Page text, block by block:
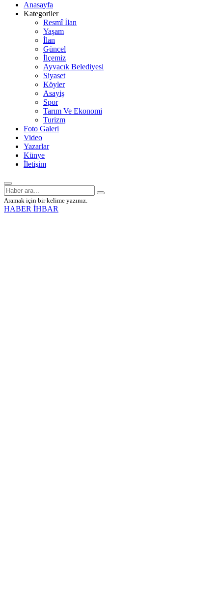
Anasayfa
Kategoriler
Resmî İlan
Yaşam
İlan
Güncel
İlçemiz
Ayvacık Belediyesi
Siyaset
Köyler
Asayiş
Spor
Tarım Ve Ekonomi
Turizm
Foto Galeri
Video
Yazarlar
Künye
İletişim
Aramak için bir kelime yazınız.
HABER İHBAR